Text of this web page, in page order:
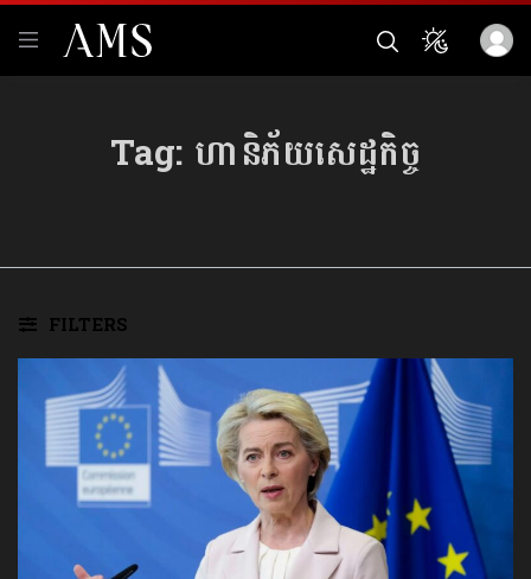
Tag: ហានិភ័យសេដ្ឋកិច្ច
FILTERS